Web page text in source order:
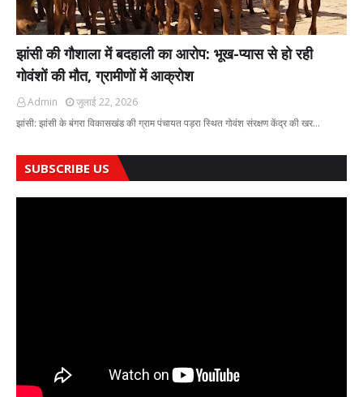
झांसी की गौशाला में बदहाली का आरोप: भूख-प्यास से हो रही
गोवंशों की मौत, ग्रामीणों में आक्रोश
Admin
जुलाई 22, 2026
झांसी: झांसी के बंगरा विकासखंड की ग्राम पंचायत पड़रा स्थित गोवंश संरक्षण केंद्र की खर…
SUBSCRIBE US